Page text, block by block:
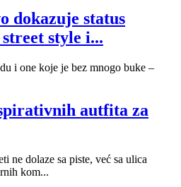
dokazuje status
style i...
i one koje je bez mnogo buke –
autfita za
ne dolaze sa piste, već sa ulica
kom...